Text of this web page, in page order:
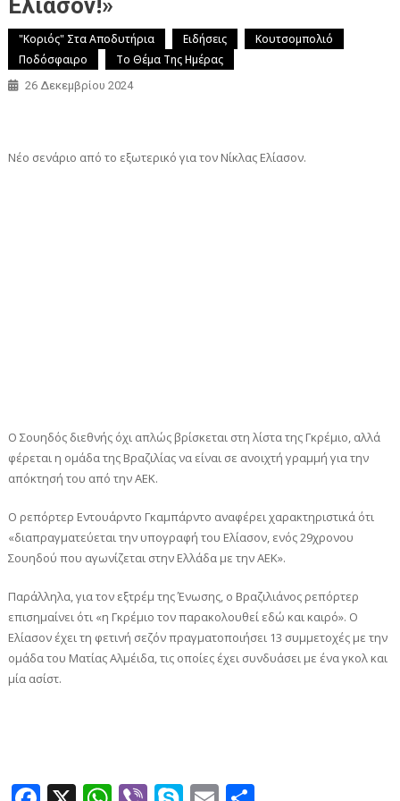
Ελίασον!»
"Κοριός" Στα Αποδυτήρια Ειδήσεις
Κουτσομπολιό
Ποδόσφαιρο
Το Θέμα Της Ημέρας
26 Δεκεμβρίου 2024
Νέο σενάριο από το εξωτερικό για τον Νίκλας Ελίασον.
Ο Σουηδός διεθνής όχι απλώς βρίσκεται στη λίστα της Γκρέμιο, αλλά
φέρεται η ομάδα της Βραζιλίας να είναι σε ανοιχτή γραμμή για την
απόκτησή του από την ΑΕΚ.
Ο ρεπόρτερ Εντουάρντο Γκαμπάρντο αναφέρει χαρακτηριστικά ότι
«διαπραγματεύεται την υπογραφή του Ελίασον, ενός 29χρονου
Σουηδού που αγωνίζεται στην Ελλάδα με την ΑΕΚ».
Παράλληλα, για τον εξτρέμ της Ένωσης, ο Βραζιλιάνος ρεπόρτερ
επισημαίνει ότι «η Γκρέμιο τον παρακολουθεί εδώ και καιρό». Ο
Ελίασον έχει τη φετινή σεζόν πραγματοποιήσει 13 συμμετοχές με την
ομάδα του Ματίας Αλμέιδα, τις οποίες έχει συνδυάσει με ένα γκολ και
μία ασίστ.